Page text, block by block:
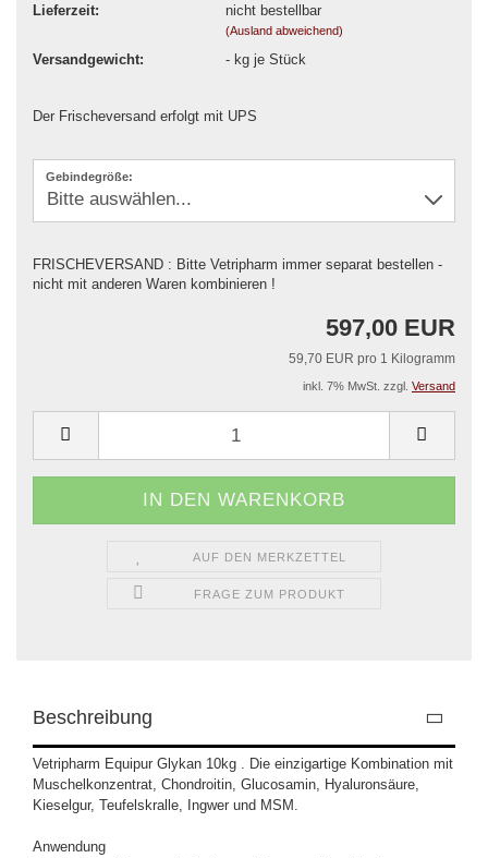
Lieferzeit:
nicht bestellbar
(Ausland abweichend)
Versandgewicht: -kg je Stück
Der Frischeversand erfolgt mit UPS
Gebindegröße:
FRISCHEVERSAND : Bitte Vetripharm immer separat bestellen -
nicht mit anderen Waren kombinieren !
597,00 EUR
59,70 EUR pro 1 Kilogramm
inkl. 7% MwSt. zzgl. Versand
AUF DEN MERKZETTEL
FRAGE ZUM PRODUKT
Beschreibung
Vetripharm Equipur Glykan 10kg . Die einzigartige Kombination mit
Muschelkonzentrat, Chondroitin, Glucosamin, Hyaluronsäure,
Kieselgur, Teufelskralle, Ingwer und MSM.
Anwendung